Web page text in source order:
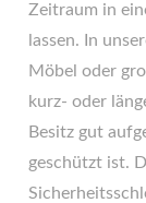
Zeitraum in
lassen. In
Möbel oder
kurz- oder
Besitz gut
geschützt ist.